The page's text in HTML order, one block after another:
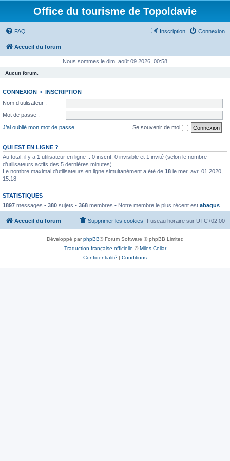
Office du tourisme de Topoldavie
FAQ Connexion
Inscription
Accueil du forum
Nous sommes le dim. août 09 2026, 00:58
Aucun forum.
CONNEXION • INSCRIPTION
Nom d’utilisateur :
Mot de passe :
J’ai oublié mon mot de passe
Se souvenir de moi
QUI EST EN LIGNE ?
Au total, il y a 1 utilisateur en ligne :: 0 inscrit, 0 invisible et 1 invité (selon le nombre
d’utilisateurs actifs des 5 dernières minutes)
Le nombre maximal d’utilisateurs en ligne simultanément a été de 18 le mer. avr. 01 2020,
15:18
STATISTIQUES
1897 messages • 380 sujets • 368 membres • Notre membre le plus récent est abaqus
Accueil du forum Fuseau horaire sur UTC+02:00
Supprimer les cookies
Développé parphpBB® Forum Software © phpBB Limited
Traduction française officielle ©Miles Cellar
Confidentialité | Conditions